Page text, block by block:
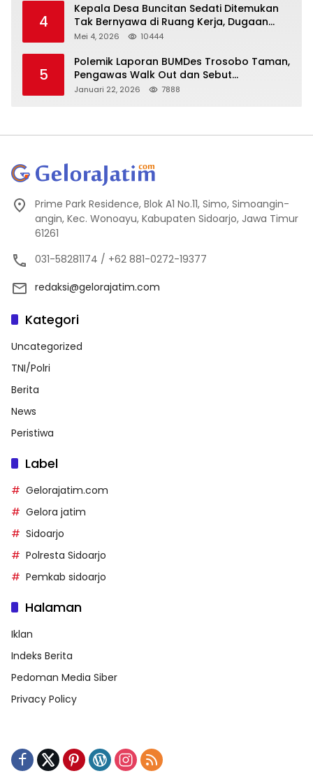
4
Kepala Desa Buncitan Sedati Ditemukan
Tak Bernyawa di Ruang Kerja, Dugaan
Bunuh Diri Menguat
Mei 4, 2026 10444
5
Polemik Laporan BUMDes Trosobo Taman,
Pengawas Walk Out dan Sebut
Kejanggalan
Januari 22, 2026 7888
Prime Park Residence, Blok A1 No.11, Simo, Simoangin-
angin, Kec. Wonoayu, Kabupaten Sidoarjo, Jawa Timur
61261
031-58281174 / +62 881-0272-19377
redaksi@gelorajatim.com
Kategori
Uncategorized
TNI/Polri
Berita
News
Peristiwa
Label
Gelorajatim.com
Gelora jatim
Sidoarjo
Polresta Sidoarjo
Pemkab sidoarjo
Halaman
Iklan
Indeks Berita
Pedoman Media Siber
Privacy Policy